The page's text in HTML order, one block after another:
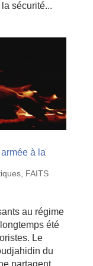
sécurité...
à la
, FAITS
au régime
été
Le
du
partagent